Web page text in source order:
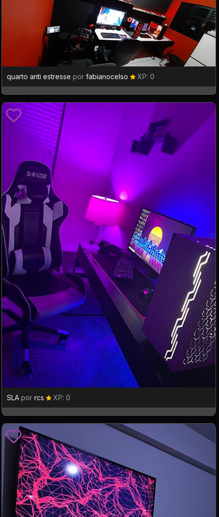
quarto anti estresse por fabianocelso XP: 0
SLA por rcs XP: 0